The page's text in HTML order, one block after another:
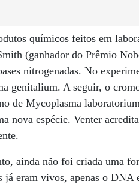
químicos feitos em
(ganhador do Prêmio
nitrogenadas. No
genitalium. A seguir, o
de Mycoplasma
nova espécie. Venter
ainda não foi criada uma
já eram vivos, apenas o